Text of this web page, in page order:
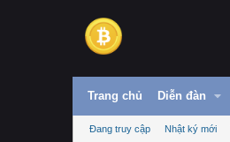
Trang chủ Diễn đàn
Đang truy cập Nhật ký mới